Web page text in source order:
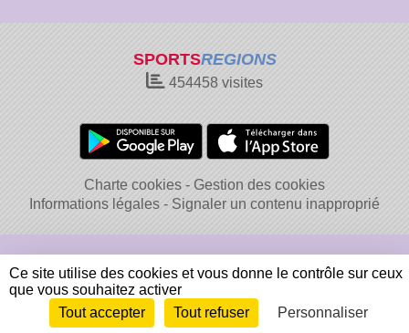
SPORTSREGIONS
454458 visites
Charte cookies
Gestion des cookies
Informations légales
Signaler un contenu inapproprié
Envie de participer ? Connexion
Ce site utilise des cookies et vous donne le contrôle sur ceux
que vous souhaitez activer
Tout accepter
Tout refuser Personnaliser